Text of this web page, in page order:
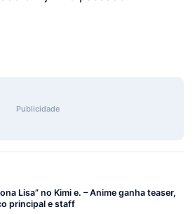
Publicidade
Lisa” no Kimi e. – Anime ganha teaser,
principal e staff